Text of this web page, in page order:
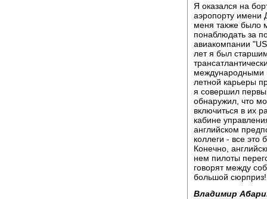
Я оказался на
аэропорту имени
меня также было
понаблюдать за
авиакомпании
лет я был
международными
летной карьеры
я совершил
обнаружил, что
включиться в их
кабине
английском
коллеги - все
Конечно,
нем пилоты
говорят между
большой сюрприз!
Владимир